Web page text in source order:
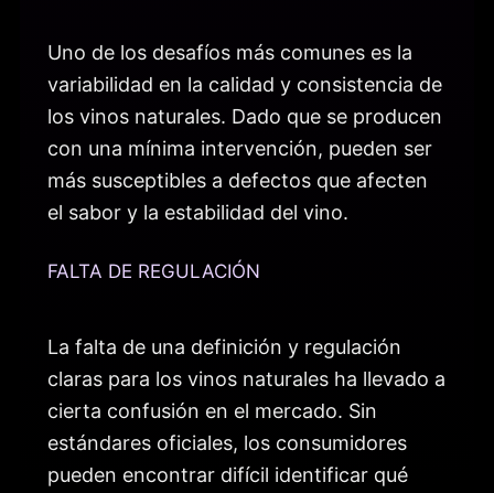
Uno de los desafíos más comunes es la
variabilidad en la calidad y consistencia de
los vinos naturales. Dado que se producen
con una mínima intervención, pueden ser
más susceptibles a defectos que afecten
el sabor y la estabilidad del vino.
FALTA DE REGULACIÓN
La falta de una definición y regulación
claras para los vinos naturales ha llevado a
cierta confusión en el mercado. Sin
estándares oficiales, los consumidores
pueden encontrar difícil identificar qué